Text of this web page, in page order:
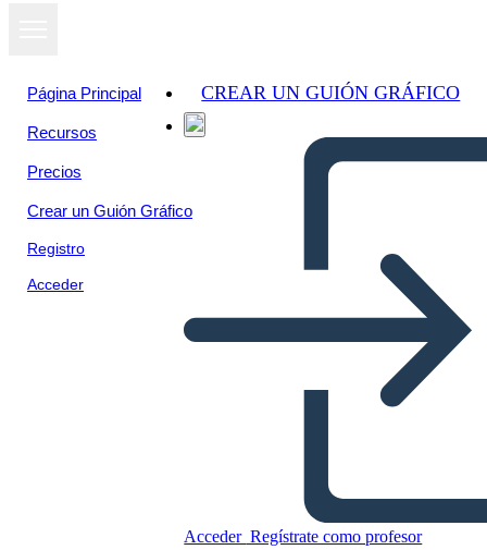
Página Principal
Recursos
Precios
Crear un Guión Gráfico
Registro
Acceder
CREAR UN GUIÓN GRÁFICO
Acceder Regístrate como profesor
Cronologia Della
Ricostruzione